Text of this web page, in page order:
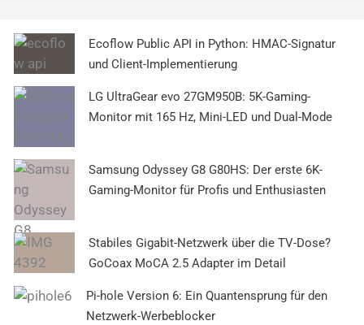
Ecoflow Public API in Python: HMAC-Signatur
und Client-Implementierung
LG UltraGear evo 27GM950B: 5K-Gaming-
Monitor mit 165 Hz, Mini-LED und Dual-Mode
Samsung Odyssey G8 G80HS: Der erste 6K-
Gaming-Monitor für Profis und Enthusiasten
Stabiles Gigabit-Netzwerk über die TV-Dose?
GoCoax MoCA 2.5 Adapter im Detail
Pi-hole Version 6: Ein Quantensprung für den
Netzwerk-Werbeblocker